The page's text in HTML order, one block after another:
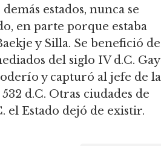
estados, nunca se
en parte porque estaba
y Silla. Se benefició de
del siglo IV d.C.
y capturó al jefe de la
d.C. Otras ciudades de
el Estado dejó de existir.